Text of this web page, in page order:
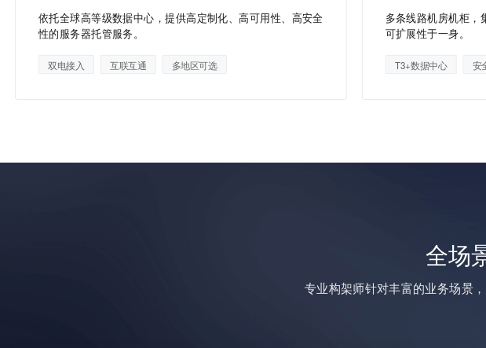
依托全球高等级数据中心，提供高定制化、高可用性、高安全
性的服务器托管服务。
双电接入 互联互通 多地区可选
多条线路机房机柜，
可扩展性于一身。
T3+数据中心 安
全场
专业构架师针对丰富的业务场景